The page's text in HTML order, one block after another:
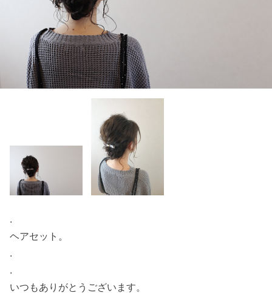
.
ヘアセット。
.
.
いつもありがとうございます。